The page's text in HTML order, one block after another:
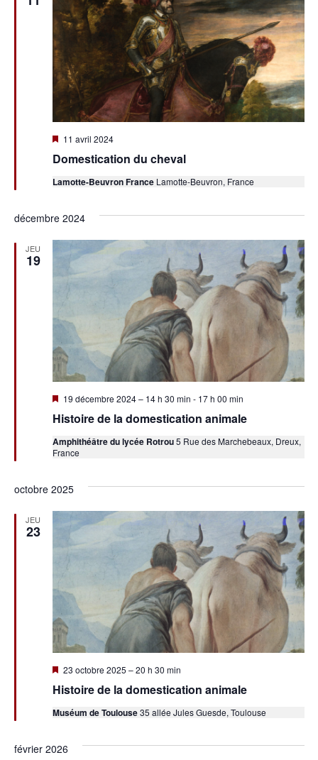
Domestication du cheval
Mis
avant
11 avril 2024
Lamotte-Beuvron France Lamotte-Beuvron, France
décembre 2024
JEU
19
Histoire de la domestication animale
Mis
avant
19 décembre 2024 – 14 h 30 min - 17 h 00 min
Amphithéâtre du lycée Rotrou5 Rue des Marchebeaux, Dreux,
France
octobre 2025
JEU
23
Histoire de la domestication animale
Mis
avant
23 octobre 2025 – 20 h 30 min
Muséum de Toulouse35 allée Jules Guesde, Toulouse
février 2026